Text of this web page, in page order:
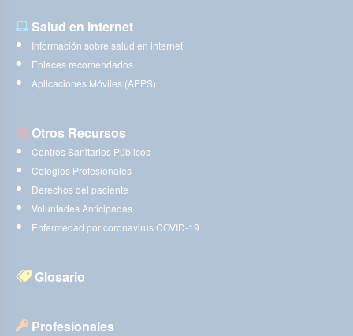
Salud en Internet
Información sobre salud en internet
Enlaces recomendados
Aplicaciones Móviles (APPS)
Otros Recursos
Centros Sanitarios Públicos
Colegios Profesionales
Derechos del paciente
Voluntades Anticipadas
Enfermedad por coronavirus COVID-19
Glosario
Profesionales